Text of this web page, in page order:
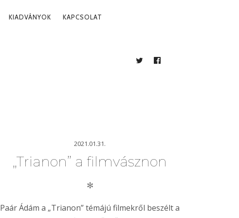
KIADVÁNYOK KAPCSOLAT
TWITTERFACEBOOK
2021.01.31.
„Trianon” a filmvásznon
✻
Paár Ádám a „Trianon” témájú filmekről beszélt a